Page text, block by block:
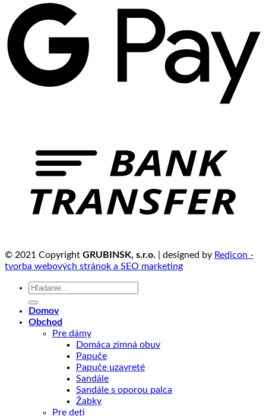
© 2021 Copyright GRUBINSK, s.r.o. | designed by Redicon -
tvorba webových stránok a SEO marketing
Hľadať:
Domov
Obchod
Pre dámy
Domáca zimná obuv
Papuče
Papuče uzavreté
Sandále
Sandále s oporou palca
Žabky
Pre deti